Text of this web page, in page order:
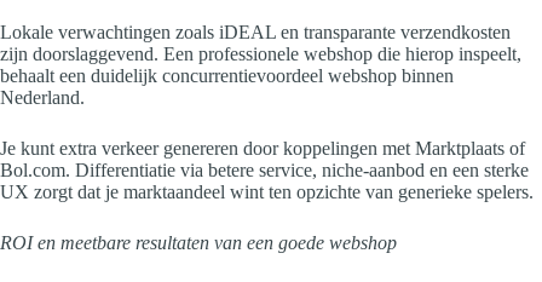
Lokale verwachtingen zoals iDEAL en transparante verzendkosten
zijn doorslaggevend. Een professionele webshop die hierop inspeelt,
behaalt een duidelijk concurrentievoordeel webshop binnen
Nederland.
Je kunt extra verkeer genereren door koppelingen met Marktplaats of
Bol.com. Differentiatie via betere service, niche-aanbod en een sterke
UX zorgt dat je marktaandeel wint ten opzichte van generieke spelers.
ROI en meetbare resultaten van een goede webshop